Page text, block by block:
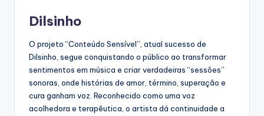
Dilsinho
O projeto “Conteúdo Sensível”, atual sucesso de
Dilsinho, segue conquistando o público ao transformar
sentimentos em música e criar verdadeiras “sessões”
sonoras, onde histórias de amor, término, superação e
cura ganham voz. Reconhecido como uma voz
acolhedora e terapêutica, o artista dá continuidade a